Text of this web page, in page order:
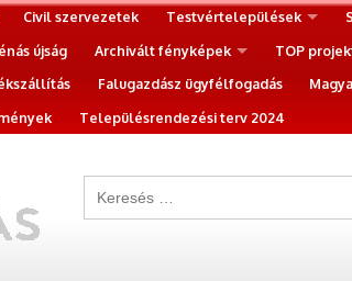
Civil szervezetek Testvértelepülések
újság Archivált fényképek TOP
Falugazdász ügyfélfogadás
Településrendezési terv 2024